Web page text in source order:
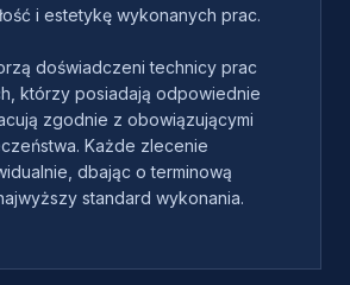
i estetykę wykonanych prac.
doświadczeni technicy prac
którzy posiadają odpowiednie
zgodnie z obowiązującymi
Każde zlecenie
dbając o terminową
standard wykonania.